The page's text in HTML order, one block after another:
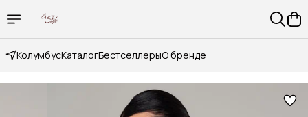
КолумбусКаталогБестселлерыО бренде